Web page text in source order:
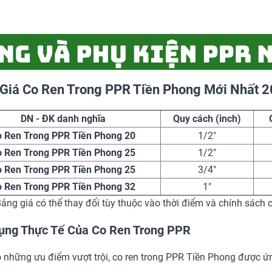
Co Ren Trong PPR Tiền Phong Mới Nhất
DN - ĐK danh nghĩa Quy cách (inch)
Ren Trong PPR Tiền Phong 20
1/2"
Ren Trong PPR Tiền Phong 25
1/2"
Ren Trong PPR Tiền Phong 25
3/4"
Ren Trong PPR Tiền Phong 32
1"
giá có thể thay đổi tùy thuộc vào thời điểm và chính sách
Thực Tế Của Co Ren Trong PPR
những ưu điểm vượt trội, co ren trong PPR Tiền Phong được